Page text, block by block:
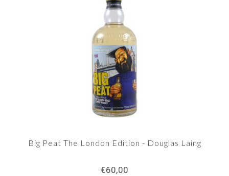
Big Peat The London Edition - Douglas Laing
€60,00